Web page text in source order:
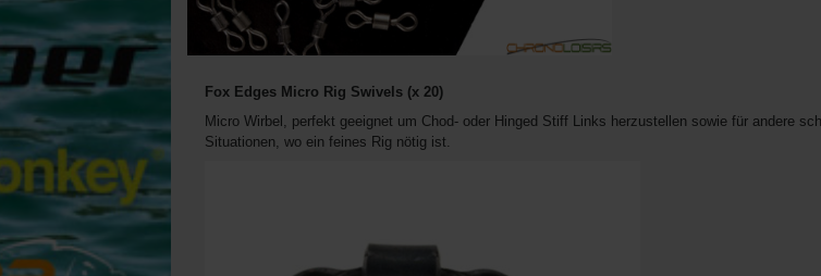
Fox Edges Micro Rig Swivels (x 20)
Micro Wirbel, perfekt geeignet um Chod- oder Hinged Stiff Links herzustellen sowie für andere
Situationen, wo ein feines Rig nötig ist.